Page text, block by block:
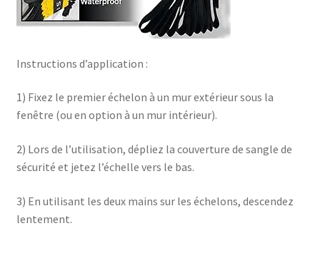
Instructions d’application :
1) Fixez le premier échelon à un mur extérieur sous la
fenêtre (ou en option à un mur intérieur).
2) Lors de l’utilisation, dépliez la couverture de sangle de
sécurité et jetez l’échelle vers le bas.
3) En utilisant les deux mains sur les échelons, descendez
lentement.